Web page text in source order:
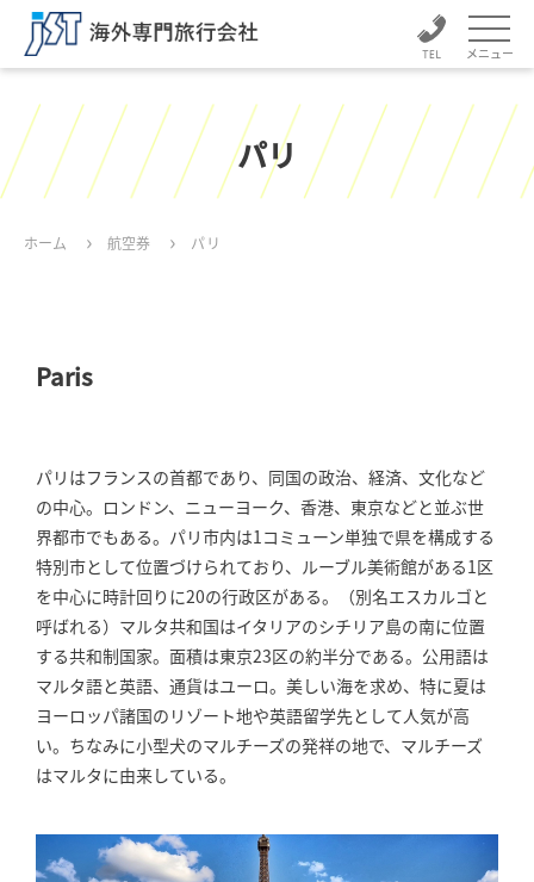
メニュー
パリ
ホーム 航空券 パリ
Paris
パリはフランスの首都であり、同国の政治、経済、文化など
の中心。ロンドン、ニューヨーク、香港、東京などと並ぶ世
界都市でもある。パリ市内は1コミューン単独で県を構成する
特別市として位置づけられており、ルーブル美術館がある1区
を中心に時計回りに20の行政区がある。（別名エスカルゴと
呼ばれる）マルタ共和国はイタリアのシチリア島の南に位置
する共和制国家。面積は東京23区の約半分である。公用語は
マルタ語と英語、通貨はユーロ。美しい海を求め、特に夏は
ヨーロッパ諸国のリゾート地や英語留学先として人気が高
い。ちなみに小型犬のマルチーズの発祥の地で、マルチーズ
はマルタに由来している。